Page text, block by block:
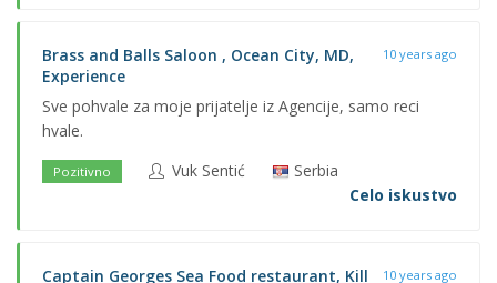
Brass and Balls Saloon , Ocean City, MD,
Experience
10 years ago
Sve pohvale za moje prijatelje iz Agencije, samo reci
hvale.
Pozitivno Vuk Sentić
Serbia
Celo iskustvo
Captain Georges Sea Food restaurant, Kill
10 years ago